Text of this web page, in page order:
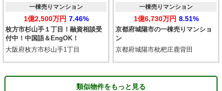
枚方市杉山手１丁目！融資相談受
付中！中国語＆EngOK！
一棟売りマンション
1億2,500万円 7.46%
大阪府枚方市杉山手1丁目
京都府城陽市の一棟売りマンショ
ン
一棟売りマンション
1億6,730万円 8.51%
京都府城陽市枇杷庄鹿背田
類似物件をもっと見る